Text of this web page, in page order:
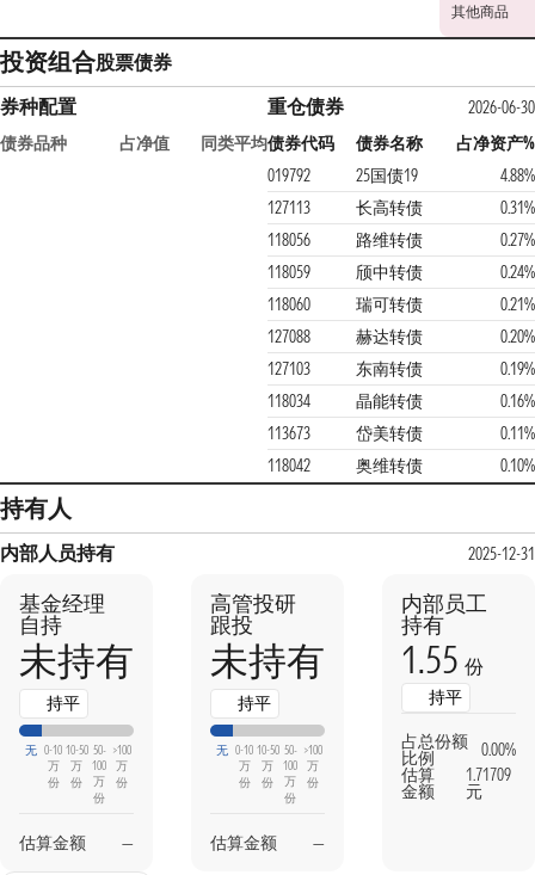
其他商品
投资组合股票债券
券种配置
债券品种 占净值 同类平均
重仓债券
2026-06-30
债券代码
债券名称
占净资产%
019792
25国债19
4.88%
127113
长高转债
0.31%
118056
路维转债
0.27%
118059
颀中转债
0.24%
118060
瑞可转债
0.21%
127088
赫达转债
0.20%
127103
东南转债
0.19%
118034
晶能转债
0.16%
113673
岱美转债
0.11%
118042
奥维转债 0.10%
持有人
内部人员持有 2025-12-31
基金经理
自持
未持有
持平
无 0-10
万
份
10-50
万
份
50-
100
万
份
>100
万
份
估算金额 —
高管投研
跟投
未持有
持平
无 0-10
万
份
10-50
万
份
50-
100
万
份
>100
万
份
估算金额 —
内部员工
持有
1.55 份
持平
占总份额
比例
0.00%
估算
金额
1.71709
元